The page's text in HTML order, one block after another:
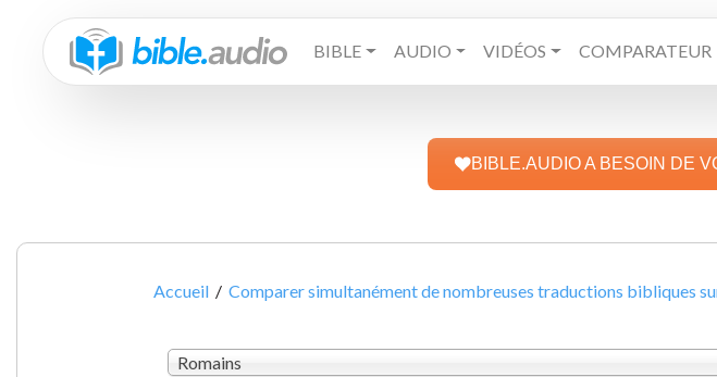
BIBLE AUDIO VIDÉOS COMPARATEUR
BIBLE.AUDIO A BESOIN DE
Accueil /Comparer simultanément de nombreuses traductions bibliques
Romains